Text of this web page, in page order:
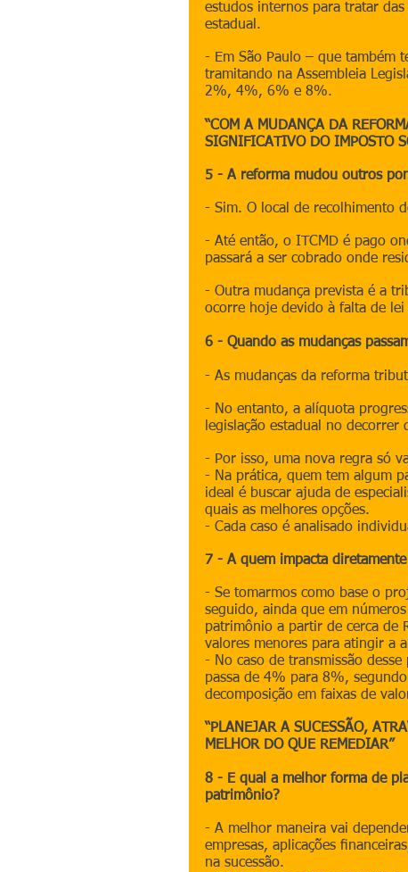
estudos internos para tratar das
estadual.
- Em São Paulo – que também
tramitando na Assembleia
2%, 4%, 6% e 8%.
“COM A MUDANÇA DA
SIGNIFICATIVO DO IMPOSTO
5 - A reforma mudou outros
- Sim. O local de recolhimento
- Até então, o ITCMD é pago
passará a ser cobrado onde
- Outra mudança prevista é a
ocorre hoje devido à falta de
6 - Quando as mudanças
- As mudanças da reforma
- No entanto, a alíquota
legislação estadual no decorrer
- Por isso, uma nova regra só
- Na prática, quem tem algum
ideal é buscar ajuda de
quais as melhores opções.
- Cada caso é analisado
7 - A quem impacta
- Se tomarmos como base o
seguido, ainda que em
patrimônio a partir de cerca de
valores menores para atingir a
- No caso de transmissão
passa de 4% para 8%,
decomposição em faixas de
“PLANEJAR A SUCESSÃO,
MELHOR DO QUE REMEDIAR”
8 - E qual a melhor forma de
patrimônio?
- A melhor maneira vai
empresas, aplicações
na sucessão.